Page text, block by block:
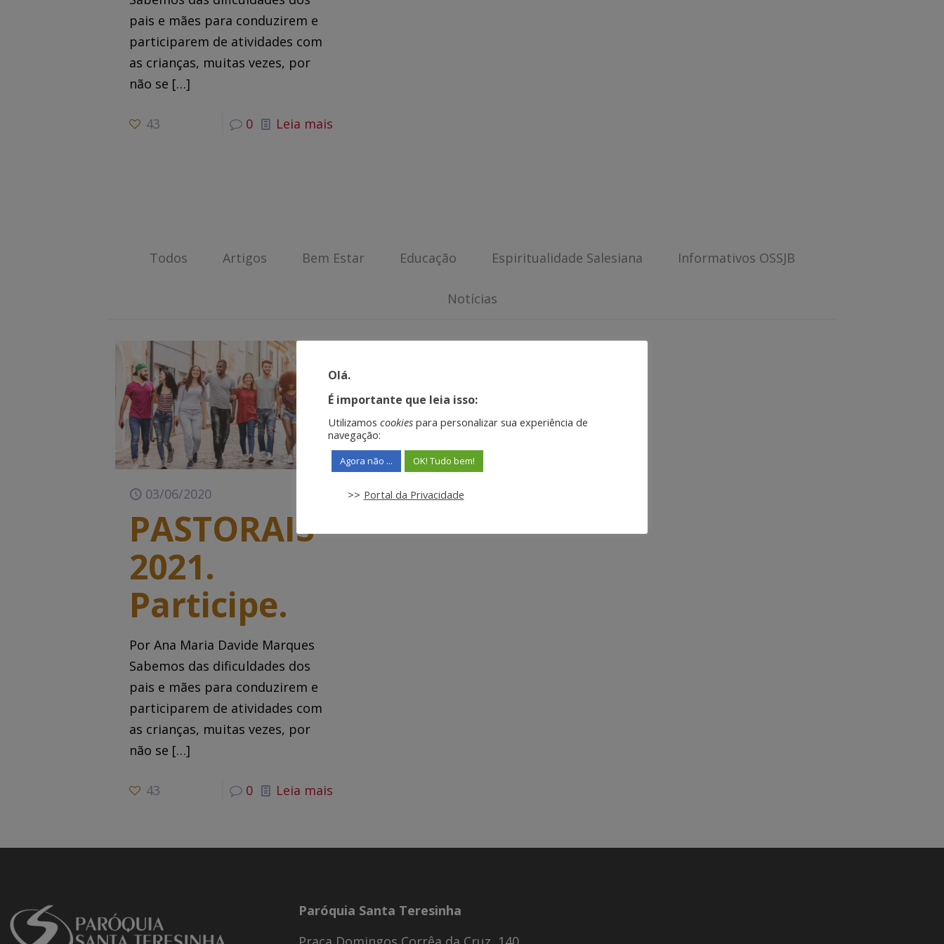
pais e mães para conduzirem e
participarem de atividades com
as crianças, muitas vezes, por
não se […]
43 0 Leia mais
Todos Artigos Bem Estar Educação Espiritualidade Salesiana Informativos OSSJB
Notícias
03/06/2020
PASTORAIS
2021.
Participe.
Por Ana Maria Davide Marques
Sabemos das dificuldades dos
pais e mães para conduzirem e
participarem de atividades com
as crianças, muitas vezes, por
não se […]
43 0 Leia mais
Paróquia Santa Teresinha
Olá.
É importante que leia isso:
Utilizamos cookies para personalizar sua experiência de
navegação:
Agora não ... OK! Tudo bem!
>> Portal da Privacidade